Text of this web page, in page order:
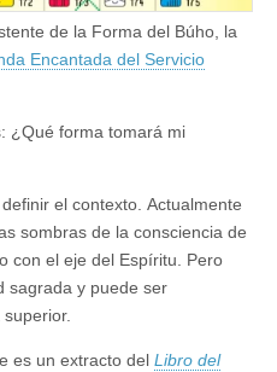
de la Forma del Búho, la
Encantada del Servicio
¿Qué forma tomará mi
el contexto. Actualmente
sombras de la consciencia de
con el eje del Espíritu. Pero
sagrada y puede ser
es un extracto del Libro del